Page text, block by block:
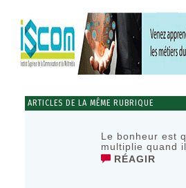
ARTICLES DE LA MÊME RUBRIQUE
Le bonheur est
multiplie quand
RÉAGIR